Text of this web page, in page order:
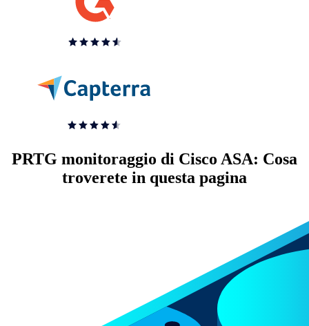
PRTG monitoraggio di Cisco ASA: Cosa
troverete in questa pagina